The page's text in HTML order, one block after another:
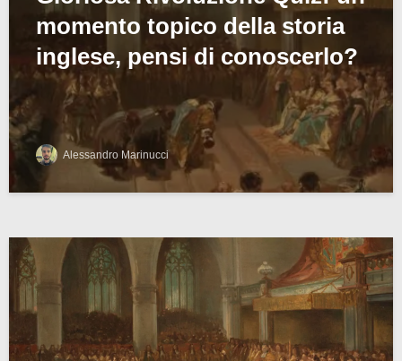
momento topico della storia
inglese, pensi di conoscerlo?
Alessandro Marinucci